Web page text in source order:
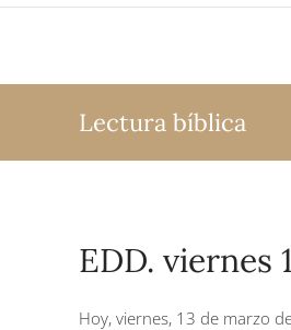
Lectura bíblica
EDD. viernes
Hoy, viernes, 13 de marzo